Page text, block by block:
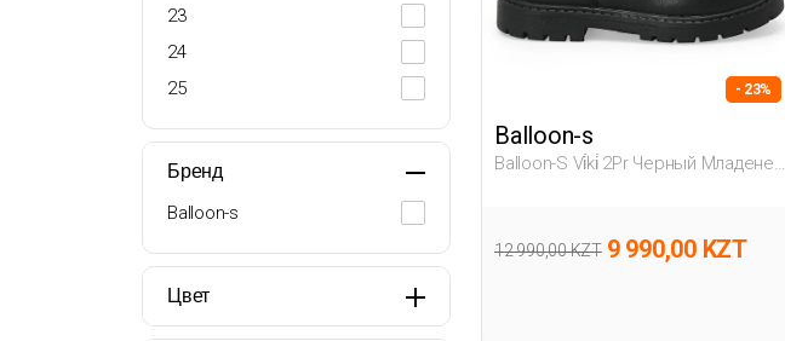
23
24
25
Бренд
Balloon-s
Цвет
- 23%
Balloon-s
Balloon-S Vi̇ki̇ 2Pr Черный Младенец,
12 990,00 KZT 9 990,00 KZT